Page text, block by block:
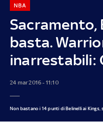
Sacramento,
basta.
inarrestabili:
NBA
24 mar 2016 - 11:10
Non bastano i 14 punti di Belinelli ai